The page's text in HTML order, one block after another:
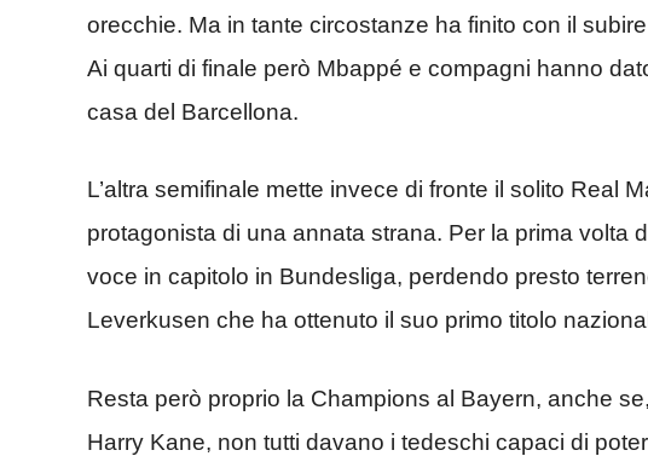
orecchie. Ma in tante circostanze ha finito con il
Ai quarti di finale però Mbappé e compagni hanno
casa del Barcellona.
L’altra semifinale mette invece di fronte il solito Real
protagonista di una annata strana. Per la prima volta
voce in capitolo in Bundesliga, perdendo presto
Leverkusen che ha ottenuto il suo primo titolo
Resta però proprio la Champions al Bayern, anche
Harry Kane, non tutti davano i tedeschi capaci di